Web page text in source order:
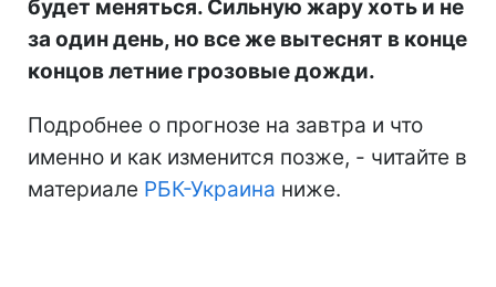
будет меняться. Сильную жару хоть и не
за один день, но все же вытеснят в конце
концов летние грозовые дожди.
Подробнее о прогнозе на завтра и что
именно и как изменится позже, - читайте в
материале РБК-Украина ниже.